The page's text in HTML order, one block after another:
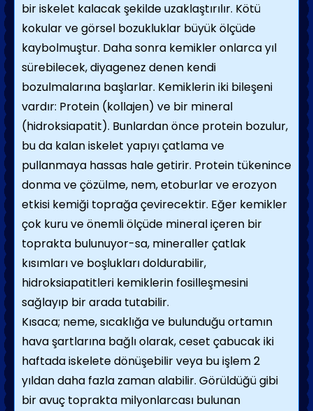
bir iskelet kalacak şekilde uzaklaştırılır. Kötü
kokular ve görsel bozukluklar büyük ölçüde
kaybolmuştur. Daha sonra kemikler onlarca yıl
sürebilecek, diyagenez denen kendi
bozulmalarına başlarlar. Kemiklerin iki bileşeni
vardır: Protein (kollajen) ve bir mineral
(hidroksiapatit). Bunlardan önce protein bozulur,
bu da kalan iskelet yapıyı çatlama ve
pullanmaya hassas hale getirir. Protein tükenince
donma ve çözülme, nem, etoburlar ve erozyon
etkisi kemiği toprağa çevirecektir. Eğer kemikler
çok kuru ve önemli ölçüde mineral içeren bir
toprakta bulunuyor-sa, mineraller çatlak
kısımları ve boşlukları doldurabilir,
hidroksiapatitleri kemiklerin fosilleşmesini
sağlayıp bir arada tutabilir.
Kısaca; neme, sıcaklığa ve bulunduğu ortamın
hava şartlarına bağlı olarak, ceset çabucak iki
haftada iskelete dönüşebilir veya bu işlem 2
yıldan daha fazla zaman alabilir. Görüldüğü gibi
bir avuç toprakta milyonlarcası bulunan